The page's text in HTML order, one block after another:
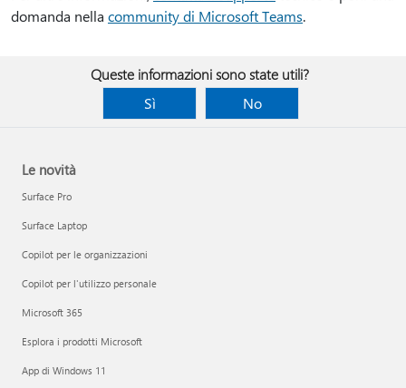
domanda nella community di Microsoft Teams.
Queste informazioni sono state utili?
Sì
No
Le novità
Surface Pro
Surface Laptop
Copilot per le organizzazioni
Copilot per l'utilizzo personale
Microsoft 365
Esplora i prodotti Microsoft
App di Windows 11